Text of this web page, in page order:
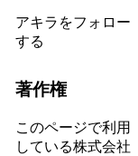
アキラをフォロー
する
著作権
このページで利用
している株式会社